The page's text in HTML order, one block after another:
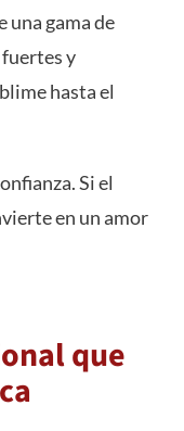
una gama de
y
hasta el
Si el
en un amor
que